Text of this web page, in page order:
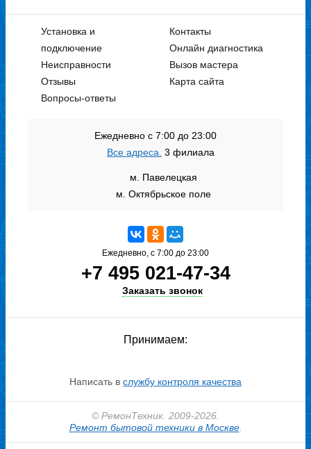
Установка и
подключение
Неисправности
Отзывы
Вопросы-ответы
Контакты
Онлайн диагностика
Вызов мастера
Карта сайта
Ежедневно с 7:00 до 23:00
Все адреса. 3 филиала
м. Павелецкая
м. Октябрьское поле
Ежедневно, с 7:00 до 23:00
+7 495 021-47-34
Заказать звонок
Принимаем:
Написать в службу контроля качества
© РемонТехник. 2009-2026.
Ремонт бытовой техники в Москве.